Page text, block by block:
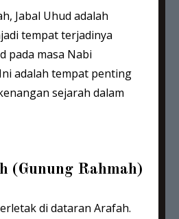
Jabal Uhud adalah
tempat terjadinya
pada masa Nabi
adalah tempat penting
sejarah dalam
(Gunung Rahmah)
di dataran Arafah.